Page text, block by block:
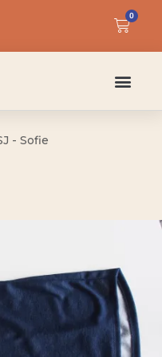
0
- Sofie